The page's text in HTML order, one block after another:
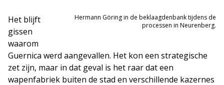
Hermann Göring in de beklaagdenbank tijdens de
processen in Neurenberg.
Het blijft
gissen
waarom
Guernica werd aangevallen. Het kon een strategische
zet zijn, maar in dat geval is het raar dat een
wapenfabriek buiten de stad en verschillende kazernes